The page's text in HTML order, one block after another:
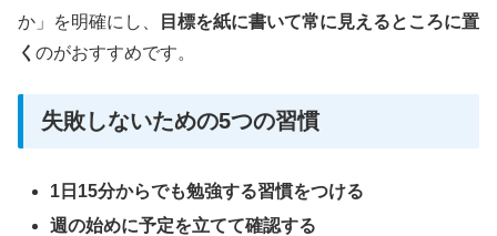
か」を明確にし、
目標を紙に書いて常に見えるところに置
く のがおすすめです。
失敗しないための5つの習慣
1日15分からでも勉強する習慣をつける
週の始めに予定を立てて確認する